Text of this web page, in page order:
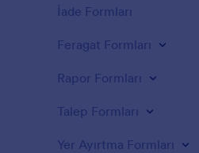
İade Formları
Feragat Formları
Rapor Formları
Talep Formları
Yer Ayırtma Formları